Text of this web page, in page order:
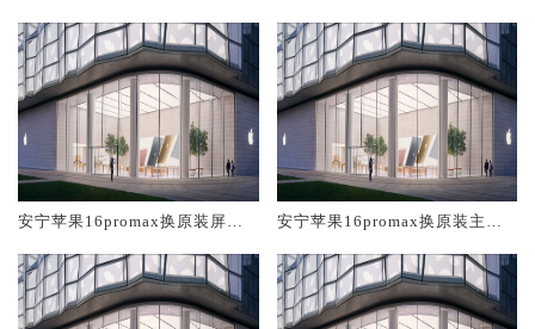
安宁苹果16promax换原装屏幕
安宁苹果16promax换原装主板